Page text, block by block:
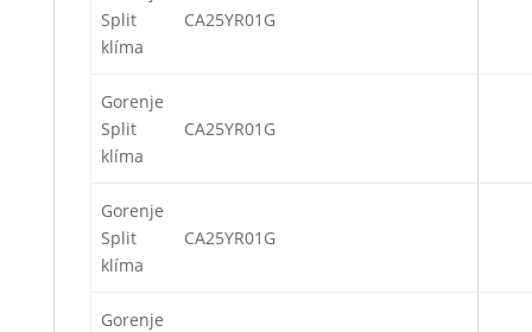
Split
klíma
CA25YR01G
Gorenje
Split
klíma
CA25YR01G
Gorenje
Split
klíma
CA25YR01G
Gorenje